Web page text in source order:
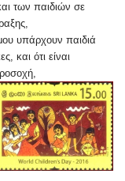
των παιδιών σε
υπάρχουν παιδιά
και ότι είναι